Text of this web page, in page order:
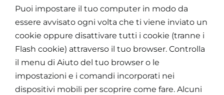
Puoi impostare il tuo computer in modo da
essere avvisato ogni volta che ti viene inviato un
cookie oppure disattivare tutti i cookie (tranne i
Flash cookie) attraverso il tuo browser. Controlla
il menu di Aiuto del tuo browser o le
impostazioni e i comandi incorporati nei
dispositivi mobili per scoprire come fare. Alcuni